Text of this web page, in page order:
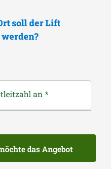
soll der Lift
an *
das Angebot